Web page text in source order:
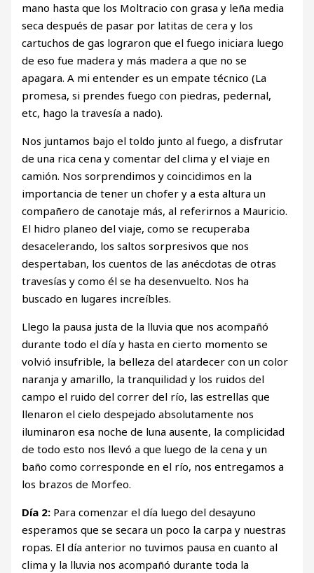
mano hasta que los Moltracio con grasa y leña media
seca después de pasar por latitas de cera y los
cartuchos de gas lograron que el fuego iniciara luego
de eso fue madera y más madera a que no se
apagara. A mi entender es un empate técnico (La
promesa, si prendes fuego con piedras, pedernal,
etc, hago la travesía a nado).
Nos juntamos bajo el toldo junto al fuego, a disfrutar
de una rica cena y comentar del clima y el viaje en
camión. Nos sorprendimos y coincidimos en la
importancia de tener un chofer y a esta altura un
compañero de canotaje más, al referirnos a Mauricio.
El hidro planeo del viaje, como se recuperaba
desacelerando, los saltos sorpresivos que nos
despertaban, los cuentos de las anécdotas de otras
travesías y como él se ha desenvuelto. Nos ha
buscado en lugares increíbles.
Llego la pausa justa de la lluvia que nos acompañó
durante todo el día y hasta en cierto momento se
volvió insufrible, la belleza del atardecer con un color
naranja y amarillo, la tranquilidad y los ruidos del
campo el ruido del correr del río, las estrellas que
llenaron el cielo despejado absolutamente nos
iluminaron esa noche de luna ausente, la complicidad
de todo esto nos llevó a que luego de la cena y un
baño como corresponde en el río, nos entregamos a
los brazos de Morfeo.
Día 2: Para comenzar el día luego del desayuno
esperamos que se secara un poco la carpa y nuestras
ropas. El día anterior no tuvimos pausa en cuanto al
clima y la lluvia nos acompañó durante toda la